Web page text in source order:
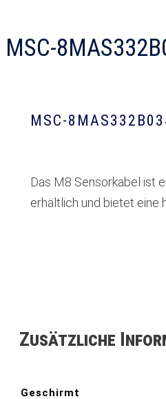
MSC-
MSC-
Das M8 Sensorkabel ist
erhältlich und bietet eine
Zusätzliche
Geschirmt